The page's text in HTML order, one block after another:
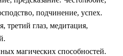
подчинение, успех.
третий глаз, медитация,
магических способностей.